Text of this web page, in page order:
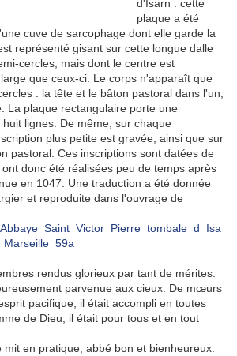
d'Isarn : cette
plaque a été
cuve de sarcophage dont elle garde la
représenté gisant sur cette longue dalle
cercles, mais dont le centre est
que ceux-ci. Le corps n'apparaît que
: la tête et le bâton pastoral dans l'un,
La plaque rectangulaire porte une
lignes. De même, sur chaque
plus petite est gravée, ainsi que sur
pastoral. Ces inscriptions sont datées de
donc été réalisées peu de temps après
en 1047. Une traduction a été donnée
et reproduite dans l'ouvrage de
rendus glorieux par tant de mérites.
parvenue aux cieux. De mœurs
pacifique, il était accompli en toutes
de Dieu, il était pour tous et en tout
mit en pratique, abbé bon et bienheureux.